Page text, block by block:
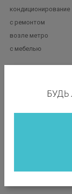
кондиционирование
с ремонтом
возле метро
с мебелью
БУДЬ